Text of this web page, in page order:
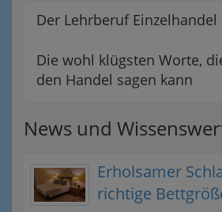
Der Lehrberuf Einzelhandel
Die wohl klügsten Worte,
den Handel sagen kann
News und
Erholsamer
richtige